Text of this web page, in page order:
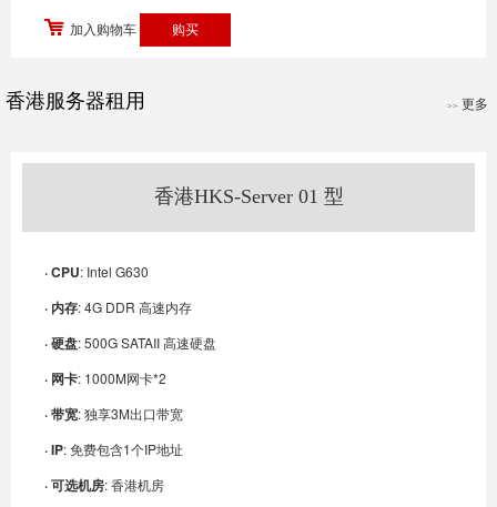
加入购物车
香港服务器租用 >> 更多
香港HKS-Server 01 型
· CPU: Intel G630
· 内存: 4G DDR 高速内存
· 硬盘: 500G SATAII 高速硬盘
· 网卡: 1000M网卡*2
· 带宽: 独享3M出口带宽
· IP: 免费包含1个IP地址
· 可选机房: 香港机房